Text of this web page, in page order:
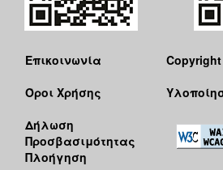
Επικοινωνία
Όροι Χρήσης
Δήλωση
Προσβασιμότητας
Πλοήγηση